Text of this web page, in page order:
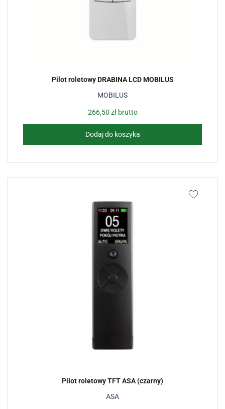
MOBILUS
Pilot roletowy DRABINA LCD MOBILUS
266,50 złbrutto
Dodaj do koszyka
ASA
Pilot roletowy TFT ASA (czarny)